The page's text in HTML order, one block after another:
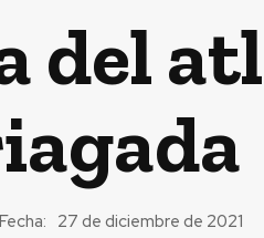
del
Fecha: 27 de diciembre de 2021